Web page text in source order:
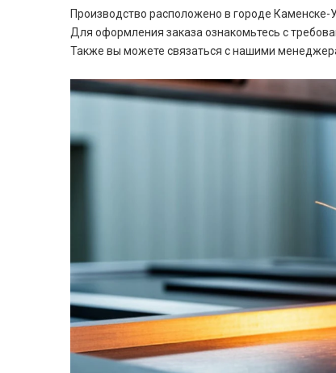
Производство расположено в городе
Для оформления заказа ознакомьтесь с
Также вы можете связаться с нашими